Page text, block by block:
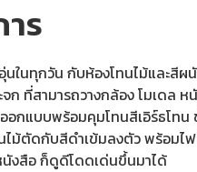
ร
นในทุกวัน กับห้องโทนไม้และ
ก ที่สามารถวางกล้อง โมเดล
กแบบพร้อมคุมโทนสีเอิร์ธโท
นไม้ตัดกับสีดำเข้มลงตัว พร้อม
นังสือ ก็ดูดีโดดเด่นขึ้นมาได้